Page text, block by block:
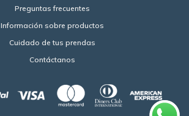
Preguntas frecuentes
Información sobre productos
Cuidado de tus prendas
Contáctanos